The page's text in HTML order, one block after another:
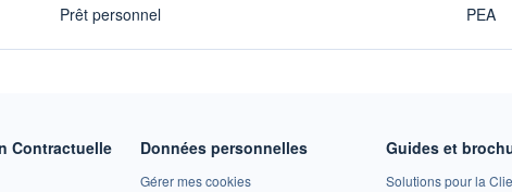
Prêt personnel
PEA
Contractuelle Données personnelles
Gérer mes cookies
Guides et
Solutions pour la